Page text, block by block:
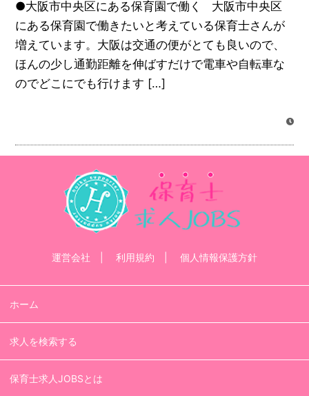
●大阪市中央区にある保育園で働く 大阪市中央区
にある保育園で働きたいと考えている保育士さんが
増えています。大阪は交通の便がとても良いので、
ほんの少し通勤距離を伸ばすだけで電車や自転車な
のでどこにでも行けます […]
運営会社 利用規約 個人情報保護方針
ホーム
求人を検索する
保育士求人JOBSとは